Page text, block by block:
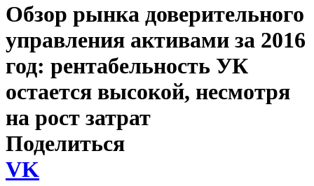
Обзор рынка доверительного
управления активами за 2016
год: рентабельность УК
остается высокой, несмотря
на рост затрат
Поделиться
VK